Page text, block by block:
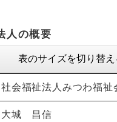
人の概要
表のサイズを切り替え
社会福祉法人みつわ福祉
大城 昌信